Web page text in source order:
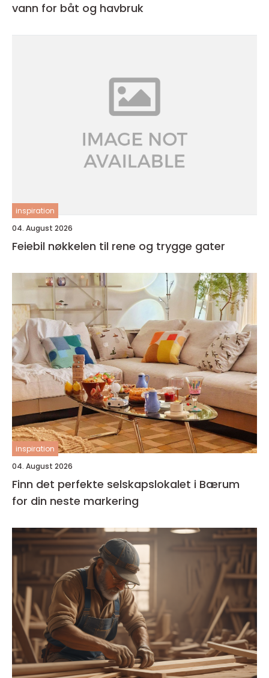
vann for båt og havbruk
inspiration
04. August 2026
Feiebil nøkkelen til rene og trygge gater
inspiration
04. August 2026
Finn det perfekte selskapslokalet i Bærum
for din neste markering